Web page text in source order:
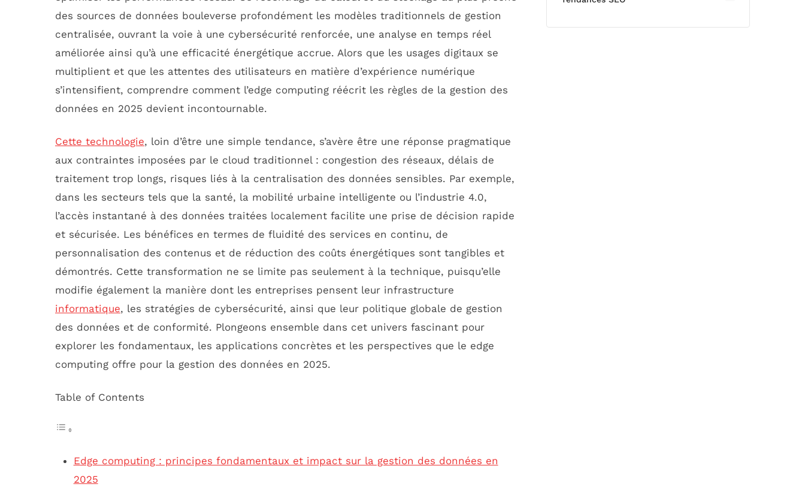
des sources de données bouleverse profondément les modèles traditionnels de gestion
centralisée, ouvrant la voie à une cybersécurité renforcée, une analyse en temps réel
améliorée ainsi qu’à une efficacité énergétique accrue. Alors que les usages digitaux se
multiplient et que les attentes des utilisateurs en matière d’expérience numérique
s’intensifient, comprendre comment l’edge computing réécrit les règles de la gestion des
données en 2025 devient incontournable.
Cette technologie, loin d’être une simple tendance, s’avère être une réponse pragmatique
aux contraintes imposées par le cloud traditionnel : congestion des réseaux, délais de
traitement trop longs, risques liés à la centralisation des données sensibles. Par exemple,
dans les secteurs tels que la santé, la mobilité urbaine intelligente ou l’industrie 4.0,
l’accès instantané à des données traitées localement facilite une prise de décision rapide
et sécurisée. Les bénéfices en termes de fluidité des services en continu, de
personnalisation des contenus et de réduction des coûts énergétiques sont tangibles et
démontrés. Cette transformation ne se limite pas seulement à la technique, puisqu’elle
modifie également la manière dont les entreprises pensent leur infrastructure
informatique, les stratégies de cybersécurité, ainsi que leur politique globale de gestion
des données et de conformité. Plongeons ensemble dans cet univers fascinant pour
explorer les fondamentaux, les applications concrètes et les perspectives que le edge
computing offre pour la gestion des données en 2025.
Table of Contents
Edge computing : principes fondamentaux et impact sur la gestion des données en
2025